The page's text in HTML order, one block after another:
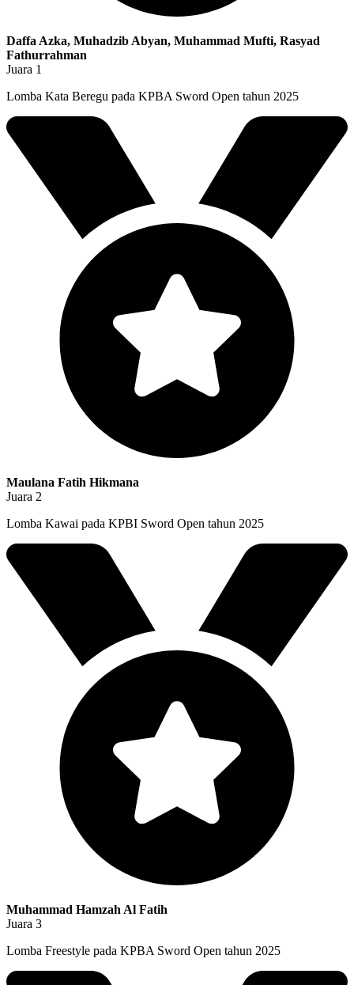
Daffa Azka, Muhadzib Abyan, Muhammad Mufti, Rasyad
Fathurrahman
Juara 1
Lomba Kata Beregu pada KPBA Sword Open tahun 2025
Maulana Fatih Hikmana
Juara 2
Lomba Kawai pada KPBI Sword Open tahun 2025
Muhammad Hamzah Al Fatih
Juara 3
Lomba Freestyle pada KPBA Sword Open tahun 2025